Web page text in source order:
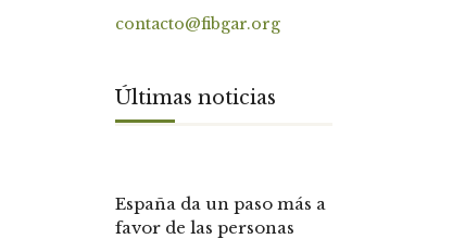
contacto@fibgar.org
Últimas noticias
España da un paso más a
favor de las personas